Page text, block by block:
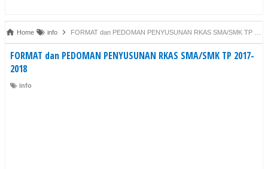
Home info FORMAT dan PEDOMAN PENYUSUNAN RKAS SMA/SMK TP 2017-2018
FORMAT dan PEDOMAN PENYUSUNAN RKAS SMA/SMK TP 2017-
2018
info